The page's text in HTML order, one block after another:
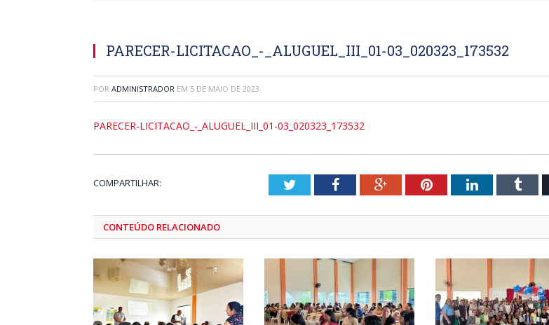
PARECER-LICITACAO_-_ALUGUEL_III_01-03_020323_173532
POR ADMINISTRADOR EM 5 DE MAIO DE 2023
PARECER-LICITACAO_-_ALUGUEL_III_01-03_020323_173532
COMPARTILHAR: TwitterFacebookGoogle+PinterestLinkedIn
CONTEÚDO RELACIONADO